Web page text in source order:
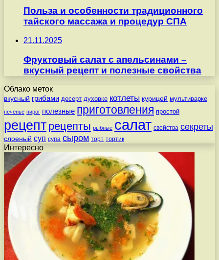
Польза и особенности традиционного
тайского массажа и процедур СПА
21.11.2025
Фруктовый салат с апельсинами –
вкусный рецепт и полезные свойства
Облако меток
вкусный грибами десерт духовке котлеты курицей мультиварке
печенье пирог полезные приготовления простой
рецепт рецепты рыбные салат свойства секреты
слоеный суп супа сыром торт тортик
Интересно